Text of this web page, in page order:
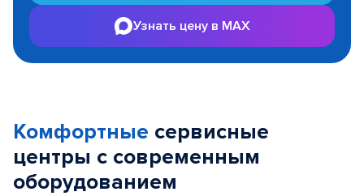
Узнать цену в MAX
Комфортные сервисные
центры с современным
оборудованием